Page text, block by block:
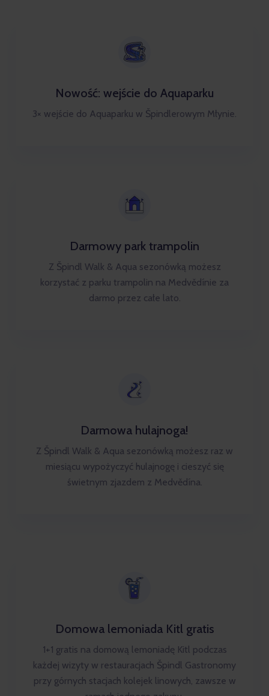
Nowość: wejście do Aquaparku
3× wejście do Aquaparku w Špindlerowym Młynie.
Darmowy park trampolin
Z Špindl Walk & Aqua sezonówką możesz
korzystać z parku trampolin na Medvědínie za
darmo przez całe lato.
Darmowa hulajnoga!
Z Špindl Walk & Aqua sezonówką możesz raz w
miesiącu wypożyczyć hulajnogę i cieszyć się
świetnym zjazdem z Medvědína.
Domowa lemoniada Kitl gratis
1+1 gratis na domową lemoniadę Kitl podczas
każdej wizyty w restauracjach Špindl Gastronomy
przy górnych stacjach kolejek linowych, zawsze w